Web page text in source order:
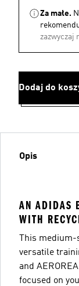
Za małe.
zazwyczaj
Dodaj do
Opis
AN ADIDAS
WITH
This
versatile
and
focused on